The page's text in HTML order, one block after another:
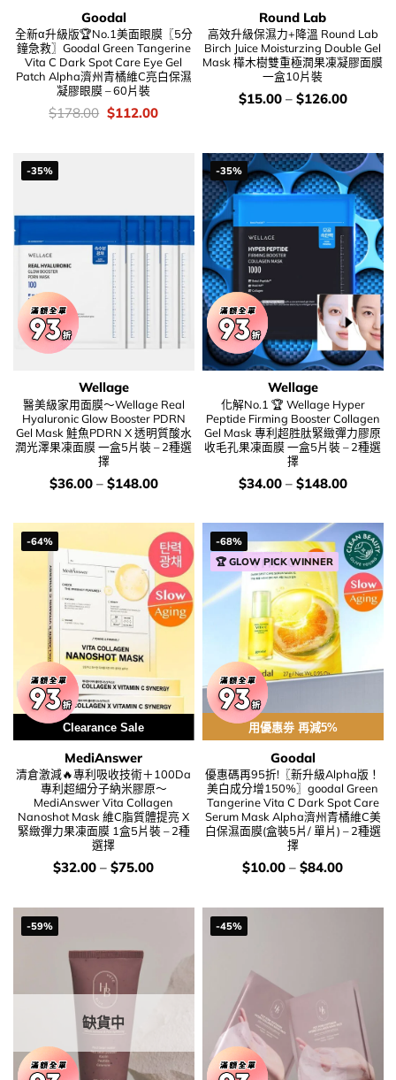
Goodal
全新α升級版🏆No.1美面眼膜〖5分
鐘急救〗Goodal Green Tangerine
Vita C Dark Spot Care Eye Gel
Patch Alpha濟州青橘維C亮白保濕
凝膠眼膜 – 60片裝
價
$178.00 Original
$112.00Current
$112.00.
Round Lab
高效升級保濕力+降溫 Round Lab
Birch Juice Moisturzing Double Gel
Mask 樺木樹雙重極潤果凍凝膠面膜
一盒10片裝
價
$15.00– $126.00
-35%
Wellage
醫美級家用面膜～Wellage Real
Hyaluronic Glow Booster PDRN
Gel Mask 鮭魚PDRN X 透明質酸水
潤光澤果凍面膜 一盒5片裝 – 2種選
擇
價
錢：
$36.00– $148.00
-35%
Wellage
化解No.1 🏆 Wellage Hyper
Peptide Firming Booster Collagen
Gel Mask 專利超胜肽緊緻彈力膠原
收毛孔果凍面膜 一盒5片裝 – 2種選
擇
價
錢：
$34.00– $148.00
-64%
Clearance Sale
MediAnswer
清倉激減🔥專利吸收技術＋100Da
專利超細分子納米膠原～
MediAnswer Vita Collagen
Nanoshot Mask 維C脂質體提亮 X
緊緻彈力果凍面膜 1盒5片裝 – 2種
選擇
價
$32.00 – $75.00
-68%
🏆 GLOW PICK WINNER
用優惠劵 再減5%
Goodal
優惠碼再95折!〖新升級Alpha版！
美白成分增150%〗goodal Green
Tangerine Vita C Dark Spot Care
Serum Mask Alpha濟州青橘維C美
白保濕面膜(盒裝5片/ 單片) – 2種選
擇
價
$10.00 – $84.00
-59%
缺貨中
-45%